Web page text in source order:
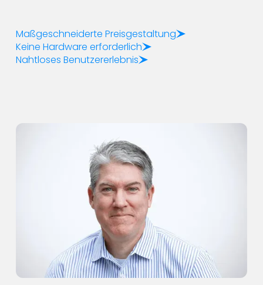
Maßgeschneiderte Preisgestaltung
Keine Hardware erforderlich
Nahtloses Benutzererlebnis